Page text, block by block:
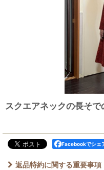
スクエアネックの長そ
Facebookでシェ
返品特約に関する重要事項